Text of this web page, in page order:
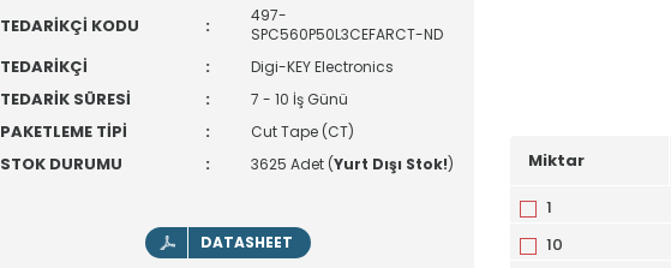
TEDARİKÇİ KODU :
497-
SPC560P50L3CEFARCT-ND
TEDARİKÇİ : Digi-KEY Electronics
TEDARİK SÜRESİ : 7 - 10 İş Günü
PAKETLEME TİPİ : Cut Tape (CT)
STOK DURUMU : 3625 Adet (Yurt Dışı Stok!)
DATASHEET
Miktar
1
10